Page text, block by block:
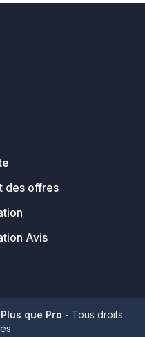
des offres
Avis
Plus que Pro - Tous droits